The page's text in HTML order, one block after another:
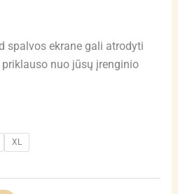
spalvos ekrane gali atrodyti
nuo jūsų įrenginio
XL